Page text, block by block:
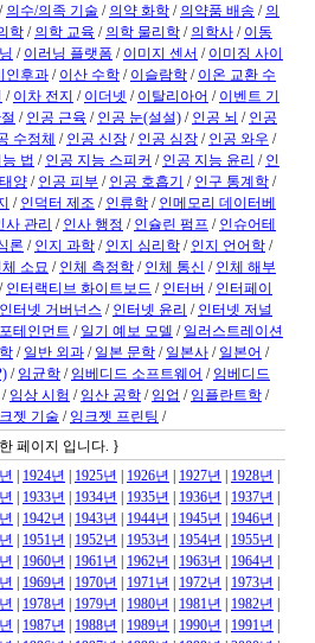
/ 의수/의족 기술 / 의약 화학 / 의약품 배송 / 의
학 / 의학 교육 / 의학 물리학 / 의학사 / 이동
/ 이러닝 플랫폼 / 이미지 센서 / 이미징 사이
인후과 / 이산 수학 / 이슬람학 / 이온 교환 수
/ 이차 전지 / 이더넷 / 이탈리아어 / 이벤트 기
/ 인공 근육 / 인공 눈(설설) / 인공 뇌 / 인공
수정체 / 인공 신장 / 인공 심장 / 인공 와우 /
법 / 인공 지능 스피커 / 인공 지능 윤리 / 인
양 / 인공 피부 / 인공 호흡기 / 인구 통계학 /
/ 인덕터 제조 / 인류학 / 인메모리 데이터베
사 관리 / 인사 행정 / 인슐린 펌프 / 인슈어테
론 / 인지 과학 / 인지 심리학 / 인지 언어학 /
체 소묘 / 인체 측정학 / 인체 통신 / 인체 해부
/ 인터랙티브 화이트보드 / 인터버 / 인터페이
인터넷 거버넌스 / 인터넷 윤리 / 인터넷 저널
테인먼트 / 일기 예보 모델 / 일러스트레이션
/ 일반 외과 / 일본 문학 / 일본사 / 일본어 /
/ 임균학 / 임베디드 소프트웨어 / 임베디드
/ 임상 시험 / 임산 공학 / 임업 / 임플란트학 /
젯 기술 / 잉크젯 프린팅 /
페이지 입니다. }
1924년 1925년 1926년 1927년 1928년
1933년 1934년 1935년 1936년 1937년
1942년 1943년 1944년 1945년 1946년
1951년 1952년 1953년 1954년 1955년
1960년 1961년 1962년 1963년 1964년
1969년 1970년 1971년 1972년 1973년
1978년 1979년 1980년 1981년 1982년
1987년 1988년 1989년 1990년 1991년